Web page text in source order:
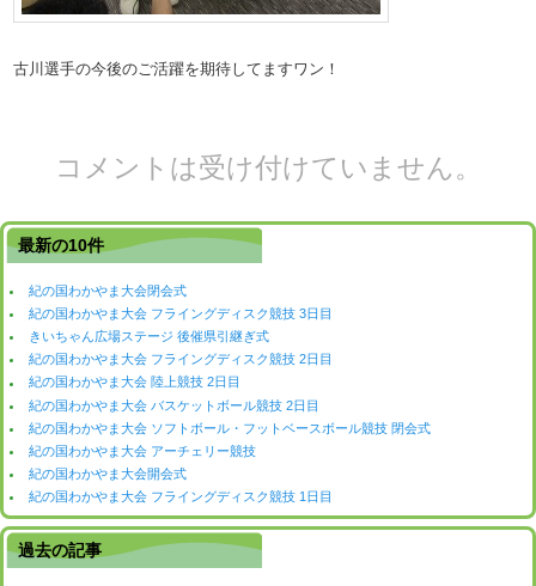
古川選手の今後のご活躍を期待してますワン！
コメントは受け付けていません。
最新の10件
紀の国わかやま大会閉会式
紀の国わかやま大会 フライングディスク競技 3日目
きいちゃん広場ステージ 後催県引継ぎ式
紀の国わかやま大会 フライングディスク競技 2日目
紀の国わかやま大会 陸上競技 2日目
紀の国わかやま大会 バスケットボール競技 2日目
紀の国わかやま大会 ソフトボール・フットベースボール競技 閉会式
紀の国わかやま大会 アーチェリー競技
紀の国わかやま大会開会式
紀の国わかやま大会 フライングディスク競技 1日目
過去の記事